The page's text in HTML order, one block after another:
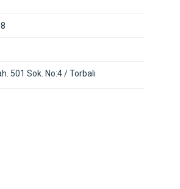
501 Sok. No:4 / Torbalı